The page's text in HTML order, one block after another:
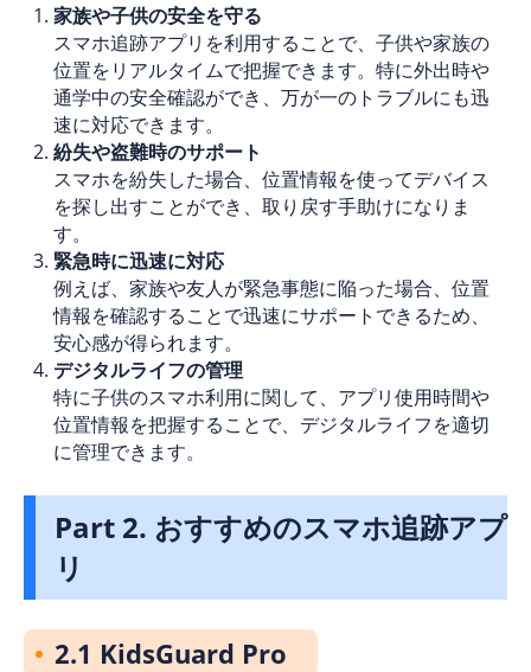
家族や子供の安全を守る
スマホ追跡アプリを利用することで、子供や家族の
位置をリアルタイムで把握できます。特に外出時や
通学中の安全確認ができ、万が一のトラブルにも迅
速に対応できます。
紛失や盗難時のサポート
スマホを紛失した場合、位置情報を使ってデバイス
を探し出すことができ、取り戻す手助けになりま
す。
緊急時に迅速に対応
例えば、家族や友人が緊急事態に陥った場合、位置
情報を確認することで迅速にサポートできるため、
安心感が得られます。
デジタルライフの管理
特に子供のスマホ利用に関して、アプリ使用時間や
位置情報を把握することで、デジタルライフを適切
に管理できます。
Part 2. おすすめのスマホ追跡アプ
リ
2.1 KidsGuard Pro